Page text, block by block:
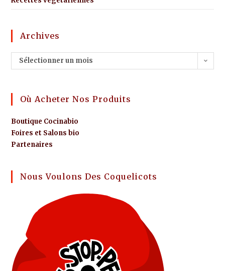
Archives
Sélectionner un mois
Où Acheter Nos Produits
Boutique Cocinabio
Foires et Salons bio
Partenaires
Nous Voulons Des Coquelicots